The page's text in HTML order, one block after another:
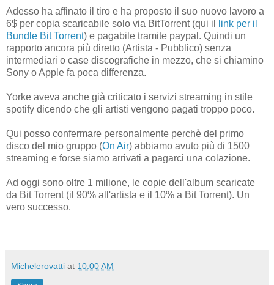
Adesso ha affinato il tiro e ha proposto il suo nuovo lavoro a
6$ per copia scaricabile solo via BitTorrent (qui il
link per il
Bundle Bit Torrent) e pagabile tramite paypal. Quindi un
rapporto ancora più diretto (Artista - Pubblico) senza
intermediari o case discografiche in mezzo, che si chiamino
Sony o Apple fa poca differenza.
Yorke aveva anche già criticato i servizi streaming in stile
spotify dicendo che gli artisti vengono pagati troppo poco.
Qui posso confermare personalmente perchè del primo
disco del mio gruppo (On Air) abbiamo avuto più di 1500
streaming e forse siamo arrivati a pagarci una colazione.
Ad oggi sono oltre 1 milione, le copie dell'album scaricate
da Bit Torrent (il 90% all'artista e il 10% a Bit Torrent). Un
vero successo.
Michelerovatti at 10:00 AM